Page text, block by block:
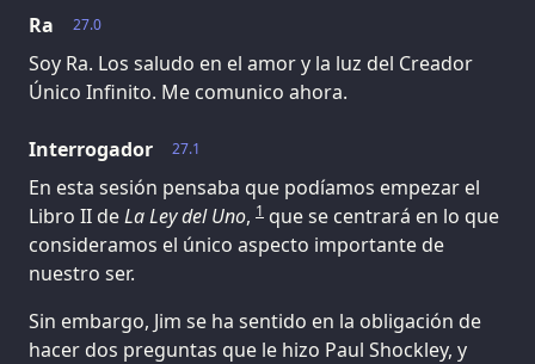
27.0
Ra
Soy Ra. Los saludo en el amor y la luz del Creador
Único Infinito. Me comunico ahora.
27.1
Interrogador
En esta sesión pensaba que podíamos empezar el
Libro II deLa Ley del Uno, 1 que se centrará en lo que
consideramos el único aspecto importante de
nuestro ser.
Sin embargo, Jim se ha sentido en la obligación de
hacer dos preguntas que le hizo Paul Shockley, y